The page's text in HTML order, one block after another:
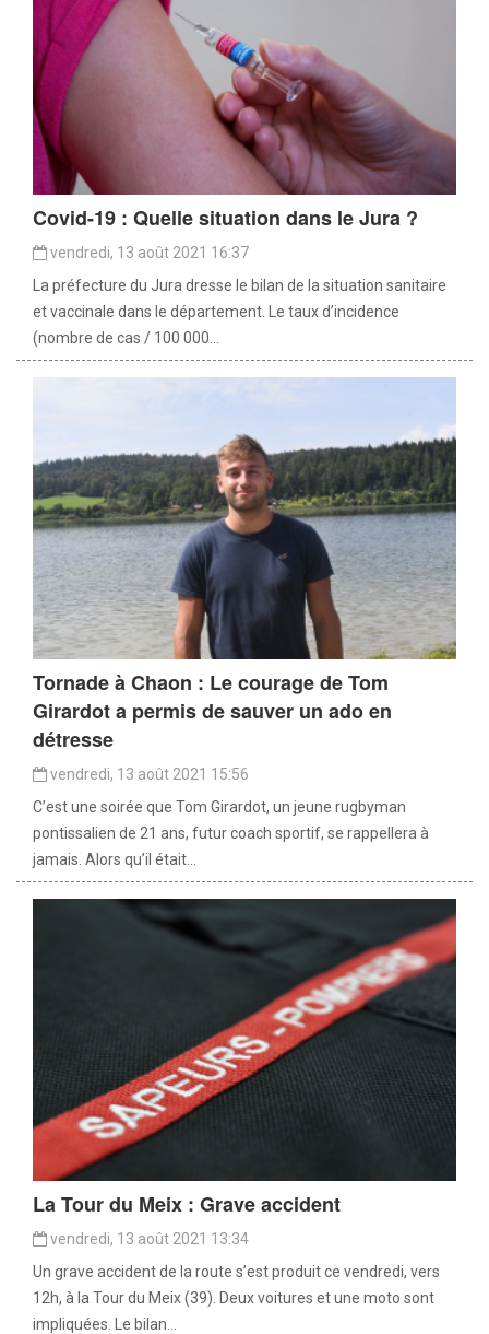
Covid-19 : Quelle situation dans le Jura ?
vendredi, 13 août 2021 16:37
La préfecture du Jura dresse le bilan de la situation sanitaire
et vaccinale dans le département. Le taux d’incidence
(nombre de cas / 100 000...
Tornade à Chaon : Le courage de Tom
Girardot a permis de sauver un ado en
détresse
vendredi, 13 août 2021 15:56
C’est une soirée que Tom Girardot, un jeune rugbyman
pontissalien de 21 ans, futur coach sportif, se rappellera à
jamais. Alors qu’il était...
La Tour du Meix : Grave accident
vendredi, 13 août 2021 13:34
Un grave accident de la route s’est produit ce vendredi, vers
12h, à la Tour du Meix (39). Deux voitures et une moto sont
impliquées. Le bilan...